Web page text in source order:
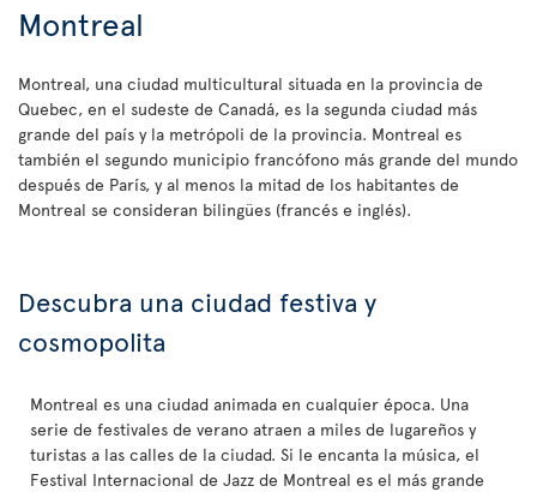
Montreal
Montreal, una ciudad multicultural situada en la provincia de
Quebec, en el sudeste de Canadá, es la segunda ciudad más
grande del país y la metrópoli de la provincia. Montreal es
también el segundo municipio francófono más grande del mundo
después de París, y al menos la mitad de los habitantes de
Montreal se consideran bilingües (francés e inglés).
Descubra una ciudad festiva y
cosmopolita
Montreal es una ciudad animada en cualquier época. Una
serie de festivales de verano atraen a miles de lugareños y
turistas a las calles de la ciudad. Si le encanta la música, el
Festival Internacional de Jazz de Montreal es el más grande